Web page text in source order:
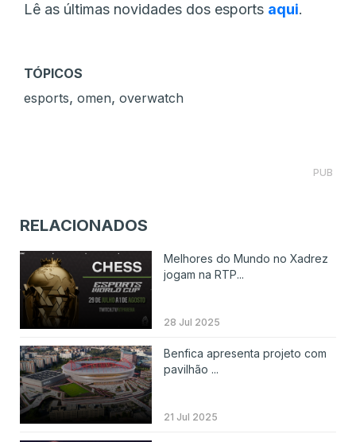
Lê as últimas novidades dos esports aqui.
TÓPICOS
esports, omen, overwatch
PUB
RELACIONADOS
Melhores do Mundo no Xadrez
jogam na RTP...
28 Jul 2025
Benfica apresenta projeto com
pavilhão ...
21 Jul 2025